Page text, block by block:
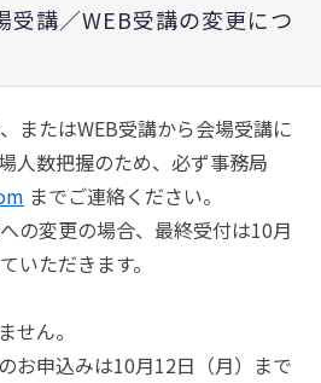
受講／WEB受講の変更につ
またはWEB受講から会場受講に
人数把握のため、必ず事務局
までご連絡ください。
の変更の場合、最終受付は10月
いただきます。
せん。
お申込みは10月12日（月）まで